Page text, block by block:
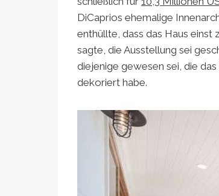
DiCaprios ehemalige
enthüllte, dass das Haus einst
sagte, die Ausstellung sei
diejenige gewesen sei, die
dekoriert habe.